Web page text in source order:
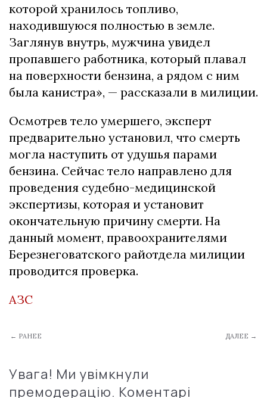
которой хранилось топливо,
находившуюся полностью в земле.
Заглянув внутрь, мужчина увидел
пропавшего работника, который плавал
на поверхности бензина, а рядом с ним
была канистра», — рассказали в милиции.
Осмотрев тело умершего, эксперт
предварительно установил, что смерть
могла наступить от удушья парами
бензина. Сейчас тело направлено для
проведения судебно-медицинской
экспертизы, которая и установит
окончательную причину смерти. На
данный момент, правоохранителями
Березнеговатского райотдела милиции
проводится проверка.
АЗС
← РАНЕЕ ДАЛЕЕ →
Увага! Ми увімкнули
премодерацію. Коментарі